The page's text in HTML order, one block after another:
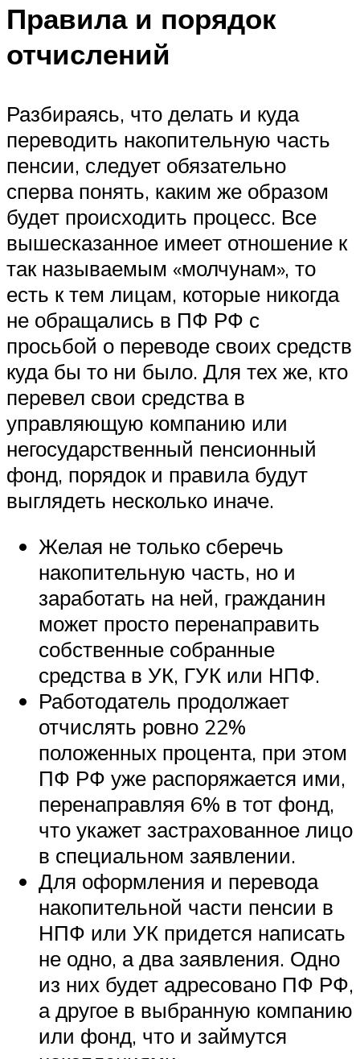
Правила и порядок
отчислений
Разбираясь, что делать и куда
переводить накопительную часть
пенсии, следует обязательно
сперва понять, каким же образом
будет происходить процесс. Все
вышесказанное имеет отношение к
так называемым «молчунам», то
есть к тем лицам, которые никогда
не обращались в ПФ РФ с
просьбой о переводе своих средств
куда бы то ни было. Для тех же, кто
перевел свои средства в
управляющую компанию или
негосударственный пенсионный
фонд, порядок и правила будут
выглядеть несколько иначе.
Желая не только сберечь
накопительную часть, но и
заработать на ней, гражданин
может просто перенаправить
собственные собранные
средства в УК, ГУК или НПФ.
Работодатель продолжает
отчислять ровно 22%
положенных процента, при этом
ПФ РФ уже распоряжается ими,
перенаправляя 6% в тот фонд,
что укажет застрахованное лицо
в специальном заявлении.
Для оформления и перевода
накопительной части пенсии в
НПФ или УК придется написать
не одно, а два заявления. Одно
из них будет адресовано ПФ РФ,
а другое в выбранную компанию
или фонд, что и займутся